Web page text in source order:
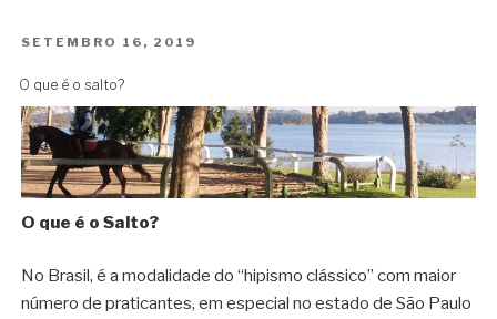
PUBLICADO
SETEMBRO 16, 2019
O que é o salto?
O que é o Salto?
No Brasil, é a modalidade do “hipismo clássico” com maior
número de praticantes, em especial no estado de São Paulo